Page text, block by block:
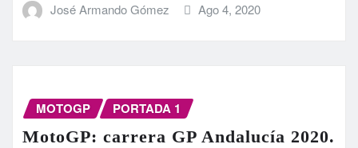
José Armando Gómez Ago 4, 2020
MOTOGP PORTADA 1
MotoGP: carrera GP Andalucía 2020.